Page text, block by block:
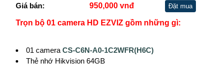
Giá bán:
950,000 vnđ Đặt mua
Trọn bộ 01 camera HD EZVIZ gồm những gì:
01 camera CS-C6N-A0-1C2WFR(H6C)
Thẻ nhớ Hikvision 64GB